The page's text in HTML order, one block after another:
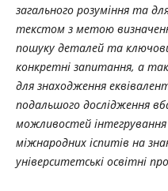
загального розуміння та
текстом з метою
пошуку деталей та
конкретні запитання, а
для знаходження
подальшого дослідження
можливостей
міжнародних іспитів на
університетські освітні